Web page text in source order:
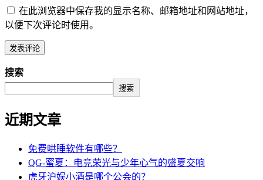
在此浏览器中保存我的显示名称、邮箱地址和网站地址，
以便下次评论时使用。
搜索
搜索
近期文章
免费哄睡软件有哪些？
QG-蜜夏：电竞荣光与少年心气的盛夏交响
虎牙沪娱小酒是哪个公会的？